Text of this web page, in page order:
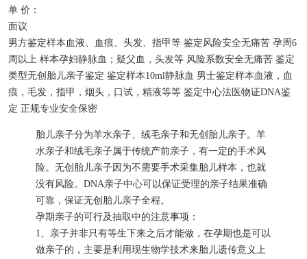
单 价：
面议
男方鉴定样本血液、血痕、头发、指甲等 鉴定风险安全无痛苦 孕周6
周以上 样本孕妇静脉血；疑父血，头发等 风险系数安全无痛苦 鉴定
类型无创胎儿亲子鉴定 鉴定样本10ml静脉血 男士鉴定样本血液，血
痕，毛发，指甲，烟头，口试，精液等等 鉴定中心法医物证DNA鉴
定 正规专业安全保密
胎儿亲子分为羊水亲子、绒毛亲子和无创胎儿亲子。羊
水亲子和绒毛亲子属于传统产前亲子，有一定的手术风
险。无创胎儿亲子因为不需要手术采集胎儿样本，也就
没有风险。DNA亲子中心可以保证受理的亲子结果准确
可靠，保证无创胎儿亲子全程。
孕期亲子的可行及抽取中的注意事项：
1、亲子并非只有等生下来之后才能做，在孕期也是可以
做亲子的，主要是利用现生物学技术来胎儿遗传意义上